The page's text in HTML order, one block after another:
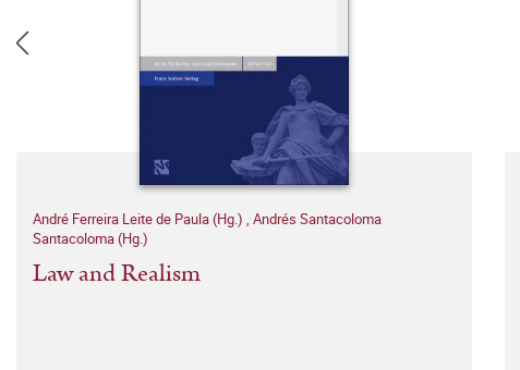
André Ferreira Leite de Paula (Hg.) , Andrés Santacoloma
Santacoloma (Hg.)
Law and Realism